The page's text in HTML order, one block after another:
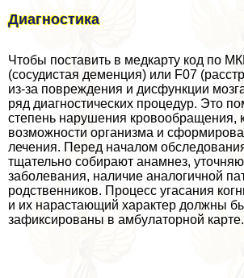
Диагностика
Чтобы поставить в медкарту код по
(сосудистая деменция) или F07
из-за повреждения и дисфункции
ряд диагностических процедур. Это
степень нарушения кровообращения,
возможности организма и
лечения. Перед началом
тщательно собирают анамнез,
заболевания, наличие аналогичной
родственников. Процесс угасания
и их нарастающий хаpaктер должны
зафиксированы в амбулаторной карте.